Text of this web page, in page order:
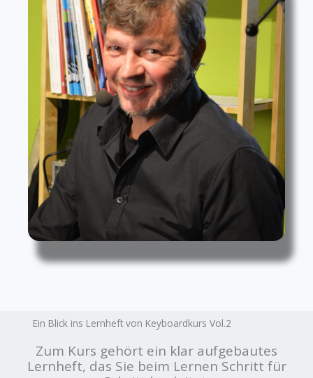
Ein Blick ins Lernheft von Keyboardkurs Vol.2
Zum Kurs gehört ein klar aufgebautes
Lernheft, das Sie beim Lernen Schritt für